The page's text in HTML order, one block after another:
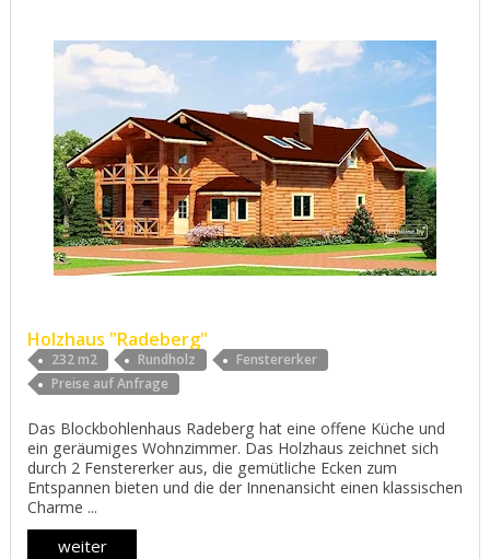
Holzhaus "Radeberg"
232 m2 Rundholz
Fenstererker
Preise auf Anfrage
Das Blockbohlenhaus Radeberg hat eine offene Küche und
ein geräumiges Wohnzimmer. Das Holzhaus zeichnet sich
durch 2 Fenstererker aus, die gemütliche Ecken zum
Entspannen bieten und die der Innenansicht einen klassischen
Charme ...
weiter